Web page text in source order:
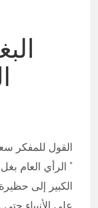
القول للمفكر
” الرأي العام
الكبير إلى
على الأنبياء